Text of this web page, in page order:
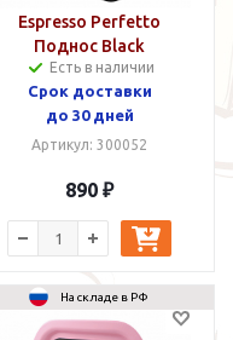
Espresso Perfetto
Поднос Black
Есть в наличии
Срок доставки
до 30 дней
Артикул: 300052
890 ₽
На складе в РФ